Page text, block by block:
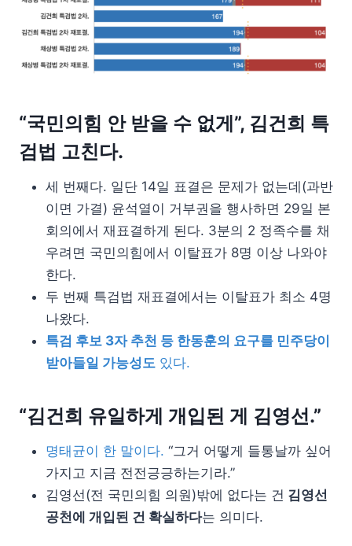
“국민의힘 안 받을 수 없게”, 김건희 특
검법 고친다.
세 번째다. 일단 14일 표결은 문제가 없는데(과반
이면 가결) 윤석열이 거부권을 행사하면 29일 본
회의에서 재표결하게 된다. 3분의 2 정족수를 채
우려면 국민의힘에서 이탈표가 8명 이상 나와야
한다.
두 번째 특검법 재표결에서는 이탈표가 최소 4명
나왔다.
특검 후보 3자 추천 등 한동훈의 요구를 민주당이
받아들일 가능성도 있다.
“김건희 유일하게 개입된 게 김영선.”
명태균이 한 말이다. “그거 어떻게 들통날까 싶어
가지고 지금 전전긍긍하는기라.”
김영선(전 국민의힘 의원)밖에 없다는 건 김영선
공천에 개입된 건 확실하다는 의미다.